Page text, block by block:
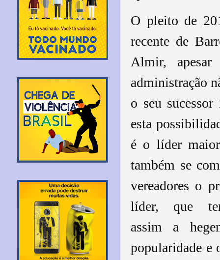
O pleito de
recente de
Almir,
administração
o seu
esta
é o líder
também se
vereadores o
líder, que
assim a
popularidade e